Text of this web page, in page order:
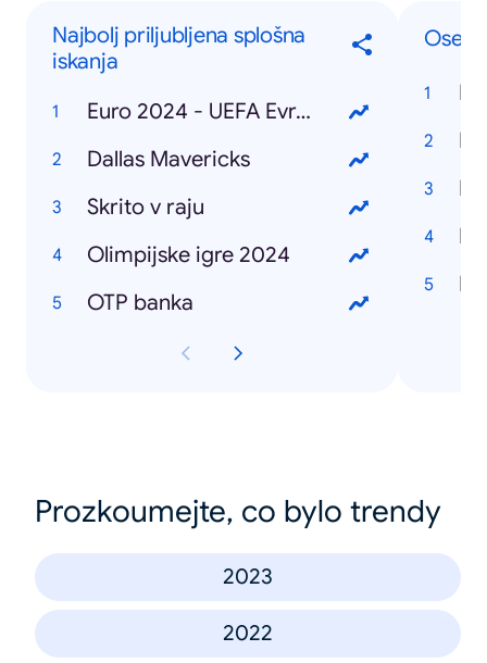
Najbolj priljubljena splošna
iskanja
Euro 2024 - UEFA Evropsko prvenstvo v nogometu
Dallas Mavericks
Skrito v raju
Olimpijske igre 2024
OTP banka
Osebe
Prozkoumejte, co bylo trendy
2023
2022